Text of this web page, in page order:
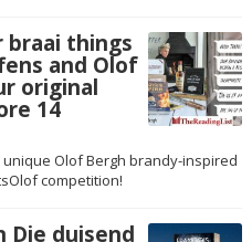
braai things
and Olof
original
14
Olof Bergh brandy-inspired
competition!
Die duisend